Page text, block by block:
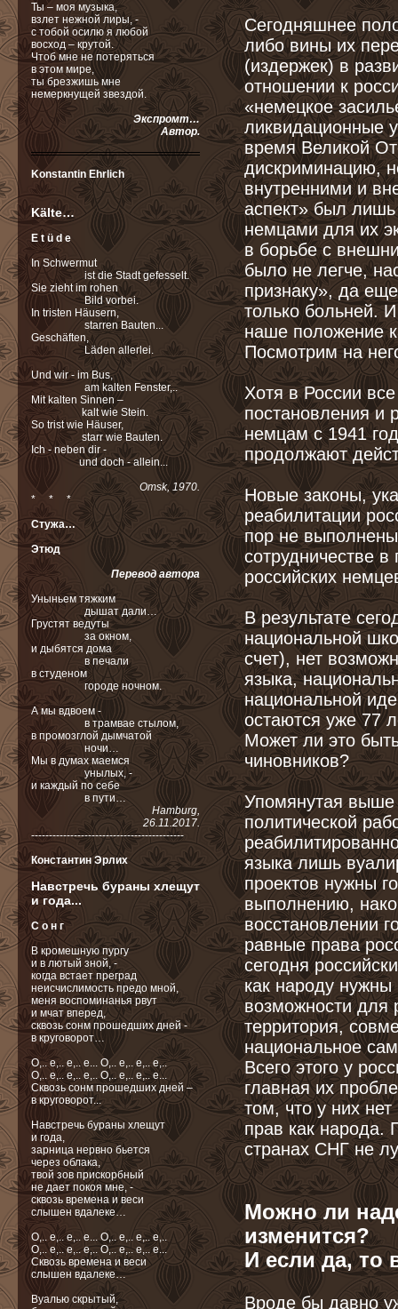
Сегодняшнее
либо вины их
(издержек) в
отношении к
«немецкое
ликвидационные
время Великой
дискриминацию,
внутренними и
аспект» был
немцами для их
в борьбе с
было не легче,
признаку», да
только больней.
наше положение
Посмотрим на
Хотя в России
постановления и
немцам с 1941
продолжают
Новые законы,
реабилитации
пор не
сотрудничестве в
российских
В результате
национальной
счет), нет
языка,
национальной
остаются уже 77
Может ли это
чиновников?
Упомянутая выше
политической
языка лишь
проектов нужны
выполнению,
восстановлении
равные права
сегодня
как народу
возможности для
территория,
национальное
Всего этого у
главная их
том, что у них
прав как народа.
странах СНГ не
Можно ли
изменится?
И если да, то
Вроде бы давно
Ты – моя музыка,
взлет нежной лиры, -
с тобой осилю я любой
восход – крутой.
Чтоб мне не потеряться
в этом мире,
ты брезжишь мне
немеркнущей звездой.
Экспромт…
Автор.
Konstantin Ehrlich
Kälte…
E t ü d e
In Schwermut
ist die Stadt gefesselt.
Sie zieht im rohen
Bild vorbei.
In tristen Häusern,
starren Вauten...
Geschäften,
Läden allerlei.
Und wir - im Bus,
am kalten Fenster,..
Mit kalten Sinnen –
kalt wie Stein.
So trist wie Häuser,
starr wie Bauten.
Ich - neben dir -
und doch - allein...
Omsk, 1970.
* * *
Стужа…
Этюд
Перевод автора
Уныньем тяжким
дышат дали…
Грустят ведуты
за окном,
и дыбятся дома
в печали
в студеном
городе ночном.
А мы вдвоем -
в трамвае стылом,
в промозглой дымчатой
ночи…
Мы в думах маемся
унылых, -
и каждый по себе
в пути…
Hamburg,
26.11.2017.
-------------------------------------------
Константин Эрлих
Навстречь бураны хлещут
и года...
С о н г
В кромешную пургу
и в лютый зной, -
когда встает преград
неисчислимость предо мной,
меня воспоминанья рвут
и мчат вперед,
сквозь сонм прошедших дней -
в круговорот…
О,.. e,.. e,.. e... О,.. e,.. e,.. e,..
О,.. e,.. e,.. e,.. О,.. e,.. e,.. e...
Сквозь сонм прошедших дней –
в круговорот...
Навстречь бураны хлещут
и года,
зарница нервно бьется
через облака,
твой зов прискорбный
не дает покоя мне, -
сквозь времена и веси
слышен вдалеке…
О,.. e,.. e,.. e... О,.. e,.. e,.. e,..
О,.. e,.. e,.. e,.. О,.. e,.. e,.. e...
Cквозь времена и веси
слышен вдалеке…
Вуалью скрытый,